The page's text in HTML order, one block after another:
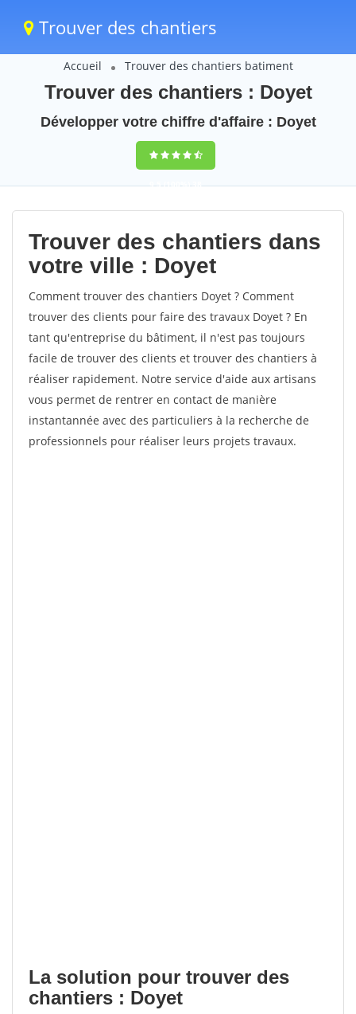
Trouver des chantiers
Accueil Trouver des chantiers batiment
Trouver des chantiers : Doyet
Développer votre chiffre d'affaire : Doyet
9,5(100%)38
votes
Trouver des chantiers dans
votre ville : Doyet
Comment trouver des chantiers Doyet ? Comment
trouver des clients pour faire des travaux Doyet ? En
tant qu'entreprise du bâtiment, il n'est pas toujours
facile de trouver des clients et trouver des chantiers à
réaliser rapidement. Notre service d'aide aux artisans
vous permet de rentrer en contact de manière
instantannée avec des particuliers à la recherche de
professionnels pour réaliser leurs projets travaux.
La solution pour trouver des
chantiers : Doyet